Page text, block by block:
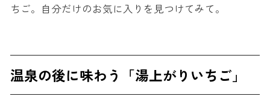
ちご。自分だけのお気に入りを見つけてみて。
温泉の後に味わう「湯上がりいちご」